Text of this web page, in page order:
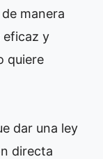
manera
eficaz y
quiere
dar una ley
directa